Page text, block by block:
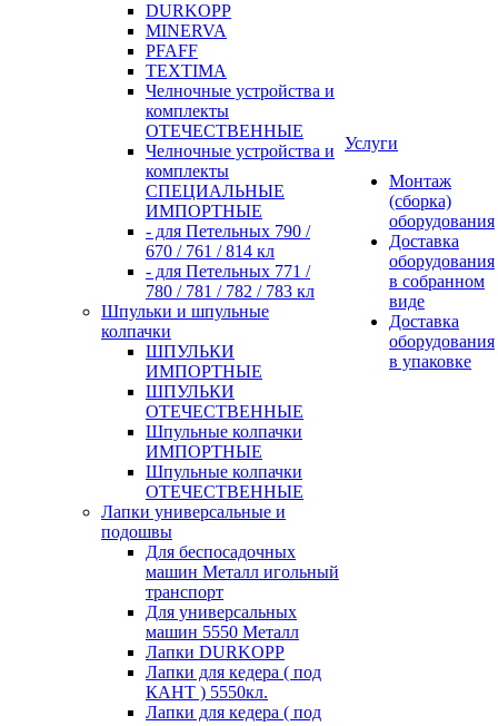
DURKOPP
MINERVA
PFAFF
TEXTIMA
Челночные устройства и
комплекты
ОТЕЧЕСТВЕННЫЕ
Челночные устройства и
комплекты
СПЕЦИАЛЬНЫЕ
ИМПОРТНЫЕ
- для Петельных 790 /
670 / 761 / 814 кл
- для Петельных 771 /
780 / 781 / 782 / 783 кл
Шпульки и шпульные
колпачки
ШПУЛЬКИ
ИМПОРТНЫЕ
ШПУЛЬКИ
ОТЕЧЕСТВЕННЫЕ
Шпульные колпачки
ИМПОРТНЫЕ
Шпульные колпачки
ОТЕЧЕСТВЕННЫЕ
Лапки универсальные и
подошвы
Для беспосадочных
машин Металл игольный
транспорт
Для универсальных
машин 5550 Металл
Лапки DURKOPP
Лапки для кедера ( под
КАНТ ) 5550кл.
Лапки для кедера ( под
Услуги
Монтаж
(сборка)
оборудования
Доставка
оборудования
в собранном
виде
Доставка
оборудования
в упаковке